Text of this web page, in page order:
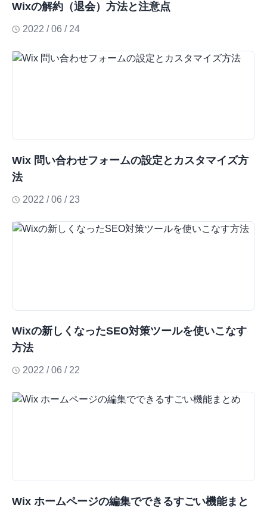
Wixの解約（退会）方法と注意点
2022 / 06 / 24
Wix 問い合わせフォームの設定とカスタマイズ方
法
2022 / 06 / 23
Wixの新しくなったSEO対策ツールを使いこなす
方法
2022 / 06 / 22
Wix ホームページの編集でできるすごい機能まと